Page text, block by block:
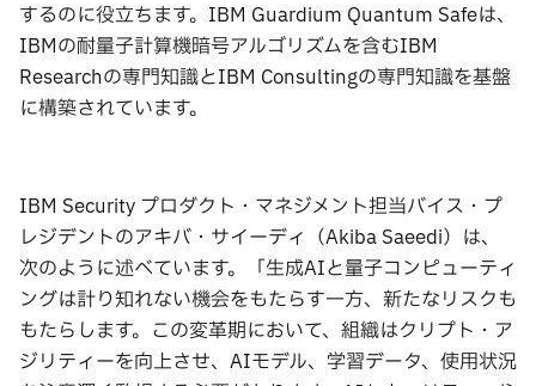
するのに役立ちます。IBM Guardium Quantum Safeは、
IBMの耐量子計算機暗号アルゴリズムを含むIBM
Researchの専門知識とIBM Consultingの専門知識を基盤
に構築されています。
IBM Security プロダクト・マネジメント担当バイス・プ
レジデントのアキバ・サイーディ（Akiba Saeedi）は、
次のように述べています。「生成AIと量子コンピューティ
ングは計り知れない機会をもたらす一方、新たなリスクも
もたらします。この変革期において、組織はクリプト・ア
ジリティーを向上させ、AIモデル、学習データ、使用状況